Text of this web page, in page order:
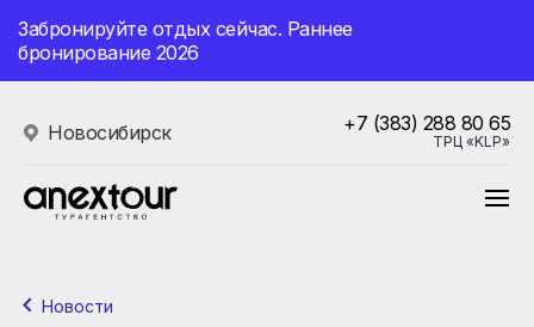
Забронируйте отдых сейчас. Раннее
бронирование 2026
Новосибирск +7 (383) 288 80 65
ТРЦ «KLP»
Новости